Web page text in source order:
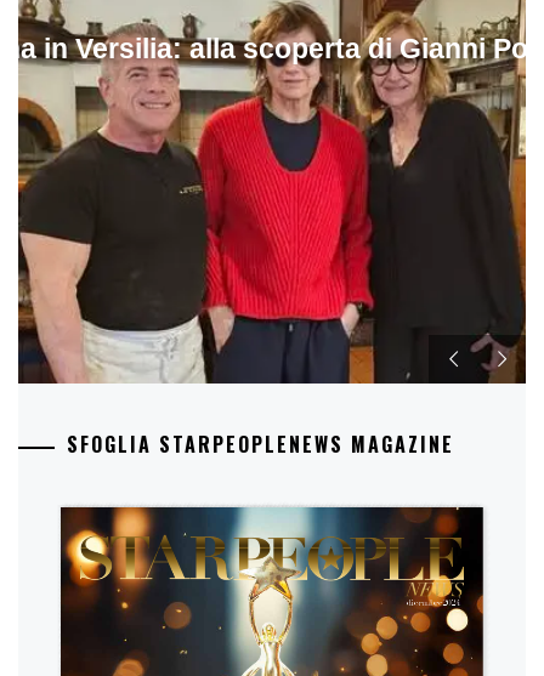
in Versilia: alla scoperta di Gianni
SFOGLIA STARPEOPLENEWS MAGAZINE